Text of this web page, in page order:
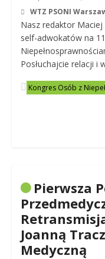
WTZ PSONI
Nasz redaktor Maciej
self-adwokatów na
Posłuchajcie relacji i
Kongres Osób z
Pierwsza
Joanną
Medyczną